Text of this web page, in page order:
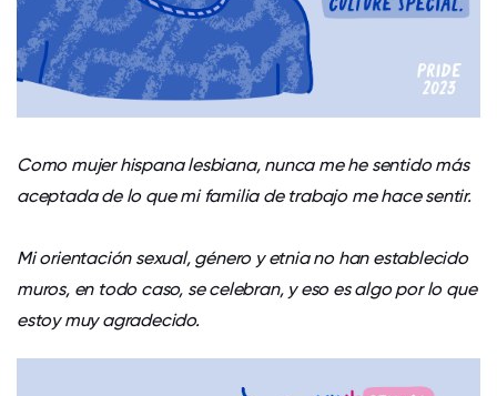
Como mujer hispana lesbiana, nunca me he sentido más
aceptada de lo que mi familia de trabajo me hace sentir.
Mi orientación sexual, género y etnia no han establecido
muros, en todo caso, se celebran, y eso es algo por lo que
estoy muy agradecido.